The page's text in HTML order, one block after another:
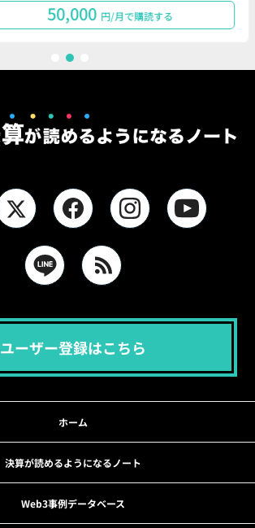
50,000 円/月で購読する
ユーザー登録はこちら
ホーム
決算が読めるようになるノート
Web3事例データベース